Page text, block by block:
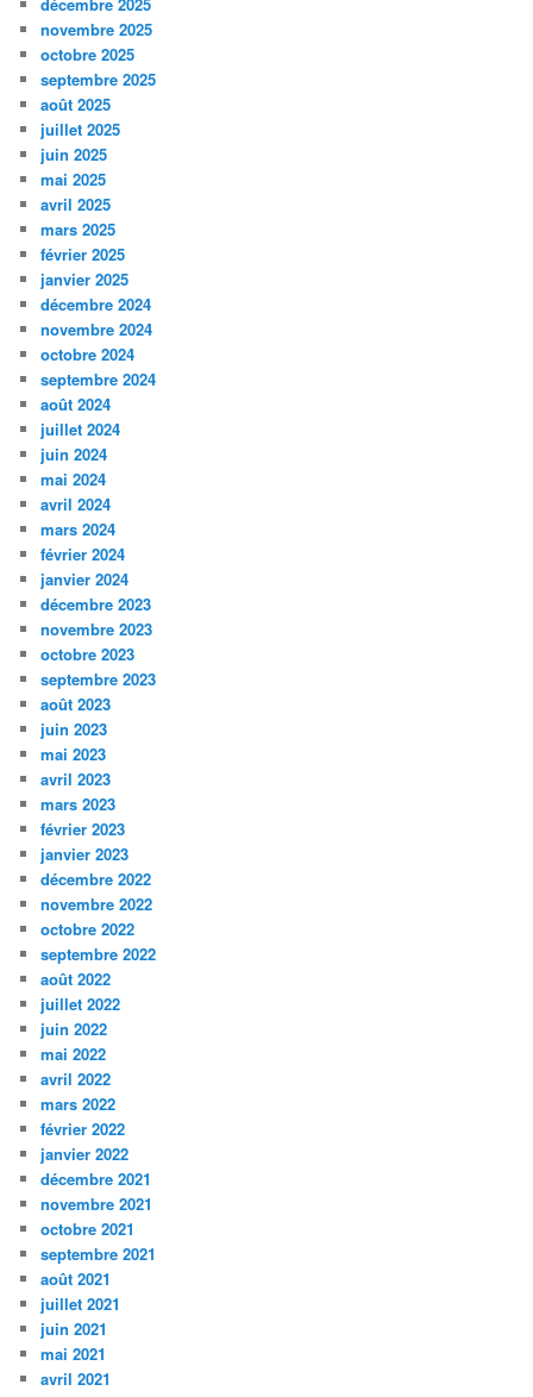
décembre 2025
novembre 2025
octobre 2025
septembre 2025
août 2025
juillet 2025
juin 2025
mai 2025
avril 2025
mars 2025
février 2025
janvier 2025
décembre 2024
novembre 2024
octobre 2024
septembre 2024
août 2024
juillet 2024
juin 2024
mai 2024
avril 2024
mars 2024
février 2024
janvier 2024
décembre 2023
novembre 2023
octobre 2023
septembre 2023
août 2023
juin 2023
mai 2023
avril 2023
mars 2023
février 2023
janvier 2023
décembre 2022
novembre 2022
octobre 2022
septembre 2022
août 2022
juillet 2022
juin 2022
mai 2022
avril 2022
mars 2022
février 2022
janvier 2022
décembre 2021
novembre 2021
octobre 2021
septembre 2021
août 2021
juillet 2021
juin 2021
mai 2021
avril 2021